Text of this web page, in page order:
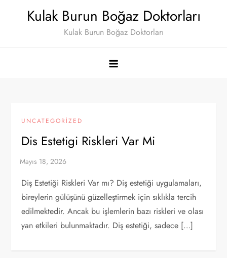
Kulak Burun Boğaz Doktorları
Kulak Burun Boğaz Doktorları
UNCATEGORIZED
Dis Estetigi Riskleri Var Mi
Diş Estetiği Riskleri Var mı? Diş estetiği uygulamaları,
bireylerin gülüşünü güzelleştirmek için sıklıkla tercih
edilmektedir. Ancak bu işlemlerin bazı riskleri ve olası
yan etkileri bulunmaktadır. Diş estetiği, sadece […]